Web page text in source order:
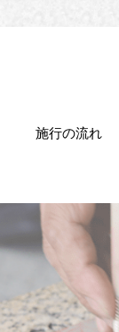
施行の流れ